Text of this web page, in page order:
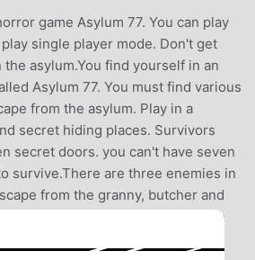
game Asylum 77. You can play
single player mode. Don't get
asylum.You find yourself in an
Asylum 77. You must find various
from the asylum. Play in a
secret hiding places. Survivors
secret doors. you can't have seven
survive.There are three enemies in
from the granny, butcher and
are in different floors.Game
and seek games!- Play either